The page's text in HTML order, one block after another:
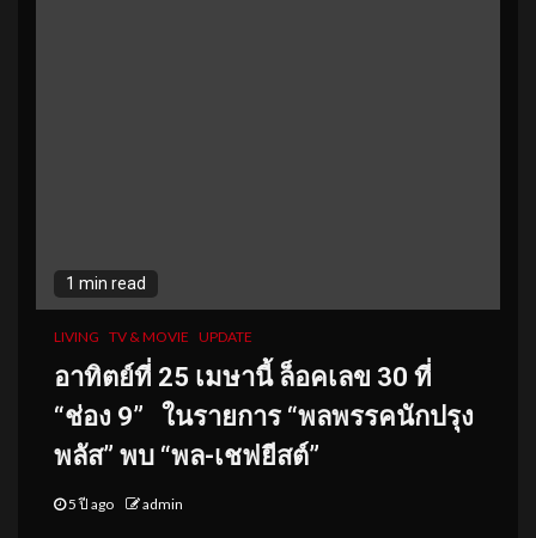
1 min read
LIVING TV & MOVIE UPDATE
อาทิตย์ที่ 25 เมษานี้ ล็อคเลข 30 ที่
“ช่อง 9”
ในรายการ “พลพรรคนักปรุง
พลัส” พบ “พล-เชฟยีสต์”
5 ปี ago admin